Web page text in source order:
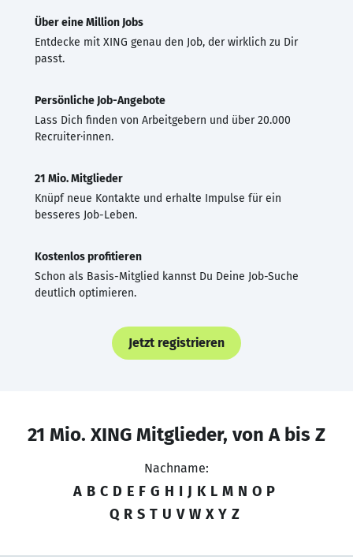
Über eine Million Jobs
Entdecke mit XING genau den Job, der wirklich zu Dir
passt.
Persönliche Job-Angebote
Lass Dich finden von Arbeitgebern und über 20.000
Recruiter·innen.
21 Mio. Mitglieder
Knüpf neue Kontakte und erhalte Impulse für ein
besseres Job-Leben.
Kostenlos profitieren
Schon als Basis-Mitglied kannst Du Deine Job-Suche
deutlich optimieren.
Jetzt registrieren
21 Mio. XING Mitglieder, von A bis Z
Nachname:
A B C D E F G H I J K L M N O P
Q R S T U V W X Y Z